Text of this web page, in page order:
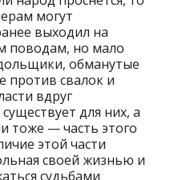
могут
выходил на
поводам, но мало
обманутые
против свалок и
вдруг
для них, а
тоже — часть этого
этой части
своей жизнью и
судьбами